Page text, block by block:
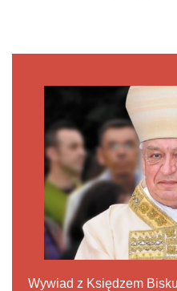
Wywiad z Księdzem